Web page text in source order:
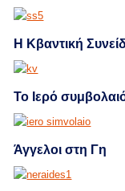
Η Κβαντική
Το Ιερό
Άγγελοι στη Γη